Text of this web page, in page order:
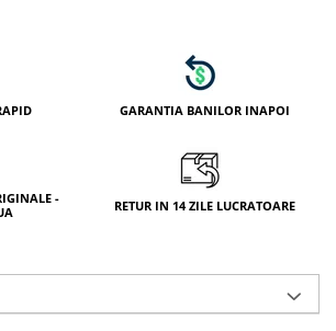
GARANTIA BANILOR INAPOI
-
RETUR IN 14 ZILE LUCRATOARE